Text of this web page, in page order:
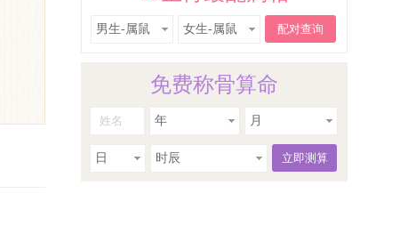
男生-属鼠 女生-属鼠
免费称骨算命
年 月
日 时辰